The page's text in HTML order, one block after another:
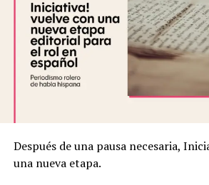
📖 Disponible en español a través de
Comprar aquí
Últimos
Expansión de 2025
suplementos comoBeyond Darkness
antología de escenarios
Después de una pausa necesaria,
una nueva etapa.